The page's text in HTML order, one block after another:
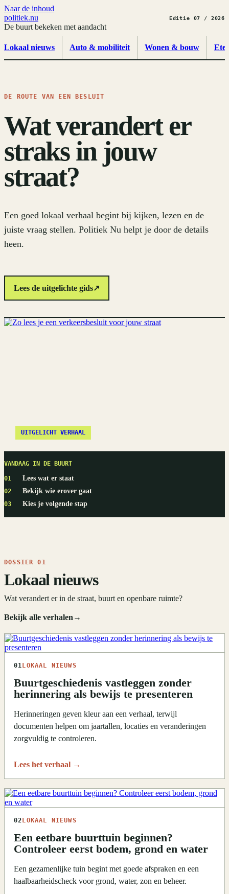
Naar de inhoud
politiek.nu
De buurt bekeken met aandacht
Editie 07 / 2026
Lokaal nieuws Auto & mobiliteit Wonen & bouw
DE ROUTE VAN EEN BESLUIT
Wat verandert er
straks in jouw
straat?
Een goed lokaal verhaal begint bij kijken, lezen en de
juiste vraag stellen. Politiek Nu helpt je door de details
heen.
Lees de uitgelichte gids↗
UITGELICHT VERHAAL
VANDAAG IN DE BUURT
01 Lees wat er staat
02 Bekijk wie erover gaat
03 Kies je volgende stap
DOSSIER 01
Lokaal nieuws
Wat verandert er in de straat, buurt en openbare ruimte?
Bekijk alle verhalen→
01 LOKAAL NIEUWS
Buurtgeschiedenis vastleggen zonder
herinnering als bewijs te presenteren
Herinneringen geven kleur aan een verhaal, terwijl
documenten helpen om jaartallen, locaties en veranderingen
zorgvuldig te controleren.
Lees het verhaal →
02 LOKAAL NIEUWS
Een eetbare buurttuin beginnen?
Controleer eerst bodem, grond en water
Een gezamenlijke tuin begint met goede afspraken en een
haalbaarheidscheck voor grond, water, zon en beheer.